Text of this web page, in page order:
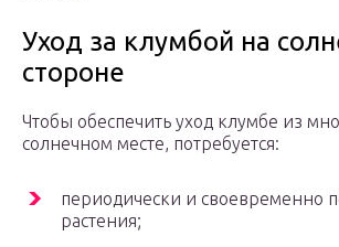
Уход за клумбой на
стороне
Чтобы обеспечить уход клумбе из
солнечном месте, потребуется:
периодически и своевременно
растения;